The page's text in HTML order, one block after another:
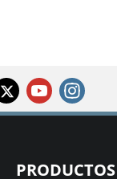
PRODUCTOS